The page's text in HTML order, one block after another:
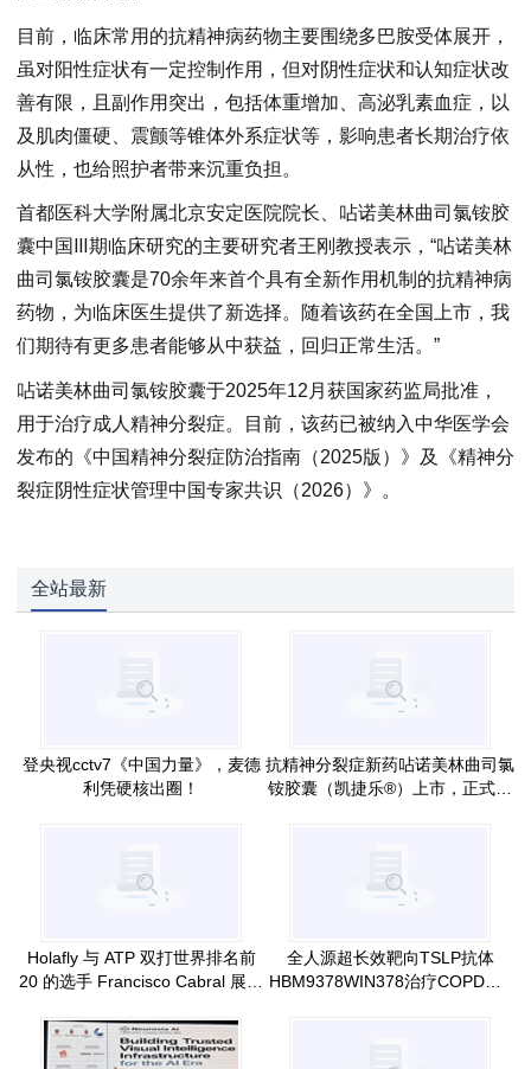
目前，临床常用的抗精神病药物主要围绕多巴胺受体展开，
虽对阳性症状有一定控制作用，但对阴性症状和认知症状改
善有限，且副作用突出，包括体重增加、高泌乳素血症，以
及肌肉僵硬、震颤等锥体外系症状等，影响患者长期治疗依
从性，也给照护者带来沉重负担。
首都医科大学附属北京安定医院院长、呫诺美林曲司氯铵胶
囊中国Ⅲ期临床研究的主要研究者王刚教授表示，“呫诺美林
曲司氯铵胶囊是70余年来首个具有全新作用机制的抗精神病
药物，为临床医生提供了新选择。随着该药在全国上市，我
们期待有更多患者能够从中获益，回归正常生活。”
呫诺美林曲司氯铵胶囊于2025年12月获国家药监局批准，
用于治疗成人精神分裂症。目前，该药已被纳入中华医学会
发布的《中国精神分裂症防治指南（2025版）》及《精神分
裂症阴性症状管理中国专家共识（2026）》。
全站最新
登央视cctv7《中国力量》，麦德
利凭硬核出圈！
抗精神分裂症新药呫诺美林曲司氯
铵胶囊（凯捷乐®）上市，正式惠
Holafly 与 ATP 双打世界排名前
20 的选手 Francisco Cabral 展开
全人源超长效靶向TSLP抗体
HBM9378WIN378治疗COPD的II